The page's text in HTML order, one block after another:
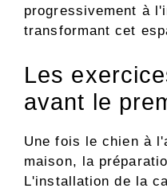
progressivement à
transformant cet
Les
avant le
Une fois le chien à
maison, la
L'installation de la